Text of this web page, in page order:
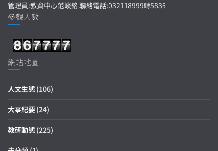
管理員:教資中心范峻銘 聯絡電話:032118999轉5836
參觀人數
網站地圖
人文生態 (106)
大事紀要 (24)
教研動態 (225)